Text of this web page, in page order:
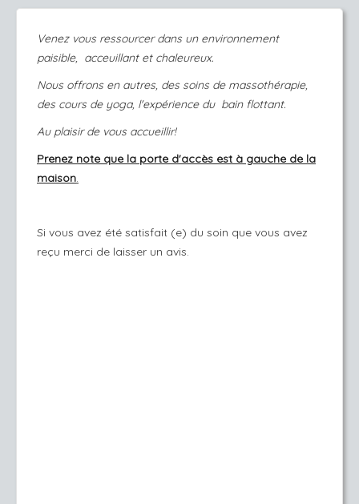
Venez vous ressourcer dans un environnement
paisible, acceuillant et chaleureux.
Nous offrons en autres, des soins de massothérapie,
des cours de yoga, l'expérience du bain flottant.
Au plaisir de vous accueillir!
Prenez note que la porte d'accès est à gauche de la
maison.
Si vous avez été satisfait (e) du soin que vous avez
reçu merci de laisser un avis.